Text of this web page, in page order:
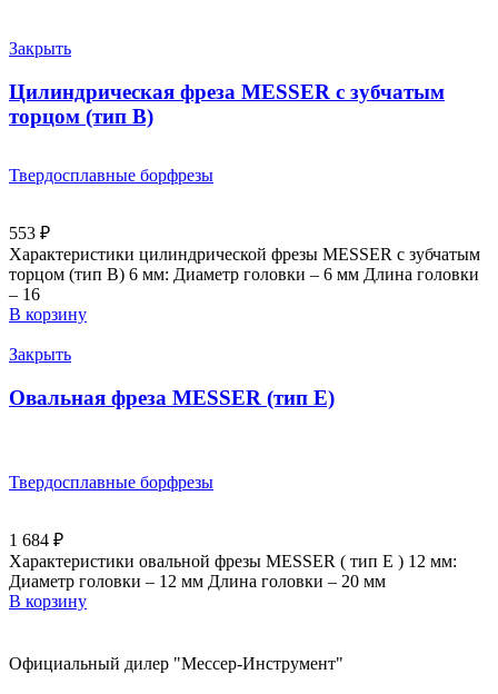
Закрыть
Цилиндрическая фреза MESSER с зубчатым
торцом (тип B)
Твердосплавные борфрезы
553 ₽
Характеристики цилиндрической фрезы MESSER с зубчатым
торцом (тип B) 6 мм: Диаметр головки – 6 мм Длина головки
– 16
В корзину
Закрыть
Овальная фреза MESSER (тип E)
Твердосплавные борфрезы
1 684 ₽
Характеристики овальной фрезы MESSER ( тип E ) 12 мм:
Диаметр головки – 12 мм Длина головки – 20 мм
В корзину
Официальный дилер "Мессер-Инструмент"